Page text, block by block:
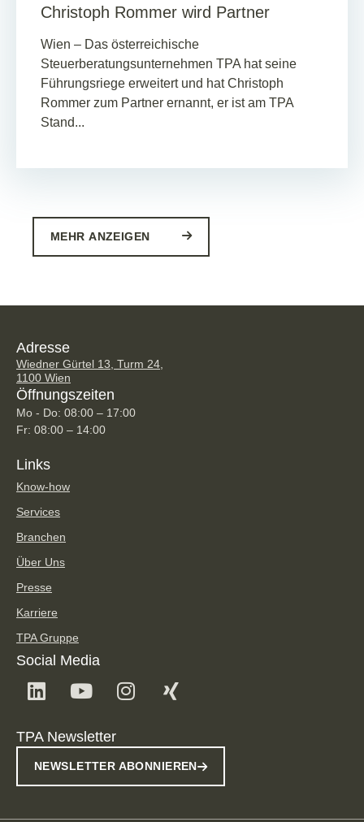
Christoph Rommer wird Partner
Wien – Das österreichische
Steuerberatungsunternehmen TPA hat seine
Führungsriege erweitert und hat Christoph
Rommer zum Partner ernannt, er ist am TPA
Stand...
MEHR ANZEIGEN
Adresse
Wiedner Gürtel 13, Turm 24,
1100 Wien
Öffnungszeiten
Mo - Do: 08:00 – 17:00
Fr: 08:00 – 14:00
Links
Know-how
Services
Branchen
Über Uns
Presse
Karriere
TPA Gruppe
Social Media
TPA Newsletter
NEWSLETTER ABONNIEREN